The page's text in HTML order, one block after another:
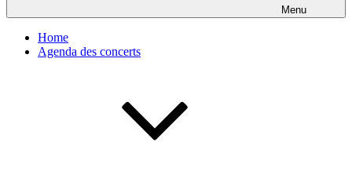
Menu
Home
Agenda des concerts